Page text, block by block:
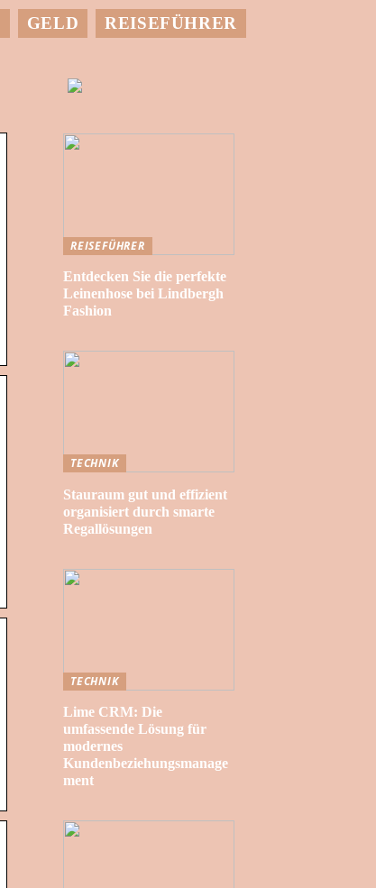
GELD REISEFÜHRER
REISEFÜHRER
Entdecken Sie die perfekte
Leinenhose bei Lindbergh
Fashion
TECHNIK
Stauraum gut und effizient
organisiert durch smarte
Regallösungen
TECHNIK
Lime CRM: Die
umfassende Lösung für
modernes
Kundenbeziehungsmanage
ment